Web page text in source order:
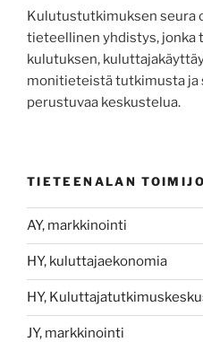
Kulutustutkimuksen seura
tieteellinen yhdistys, jonka
kulutuksen,
monitieteistä tutkimusta ja
perustuvaa keskustelua.
TIETEENALAN
AY, markkinointi
HY, kuluttajaekonomia
HY,
JY, markkinointi